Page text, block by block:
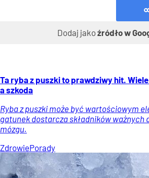
Dodaj jakoźródło w
Ta ryba z puszki to prawdziwy hit.
a szkoda
Ryba z puszki może być wartościowym
gatunek dostarcza składników ważnych
mózgu.
ZdrowiePorady